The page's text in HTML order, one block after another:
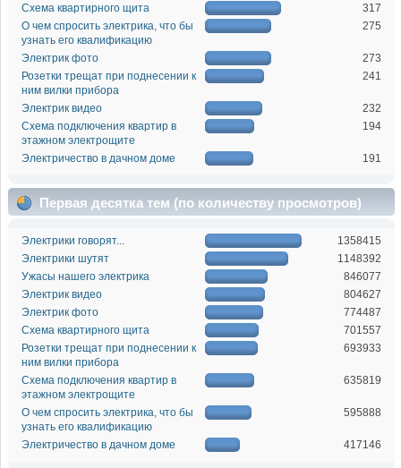
Схема квартирного щита
317
О чем спросить электрика, что бы
узнать его квалификацию
275
Электрик фото
273
Розетки трещат при поднесении к
ним вилки прибора
241
Электрик видео
232
Схема подключения квартир в
этажном электрощите
194
Электричество в дачном доме 191
Первая десятка тем (по количеству просмотров)
Электрики говорят...
1358415
Электрики шутят
1148392
Ужасы нашего электрика
846077
Электрик видео
804627
Электрик фото
774487
Схема квартирного щита
701557
Розетки трещат при поднесении к
ним вилки прибора
693933
Схема подключения квартир в
этажном электрощите
635819
О чем спросить электрика, что бы
узнать его квалификацию
595888
Электричество в дачном доме 417146